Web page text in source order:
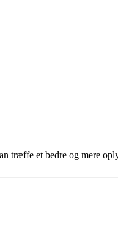
træffe et bedre og mere